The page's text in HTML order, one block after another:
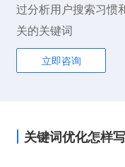
过分析用户搜索习惯
关的关键词
立即咨询
关键词优化怎样写